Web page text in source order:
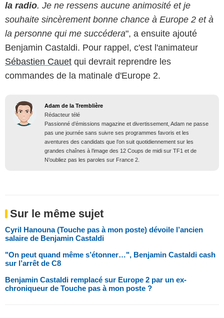
la radio. Je ne ressens aucune animosité et je
souhaite sincèrement bonne chance à Europe 2 et à
la personne qui me succédera", a ensuite ajouté
Benjamin Castaldi. Pour rappel, c'est l'animateur
Sébastien Cauet qui devrait reprendre les
commandes de la matinale d'Europe 2.
Adam de la Tremblière
Rédacteur télé
Passionné d’émissions magazine et divertissement, Adam ne passe
pas une journée sans suivre ses programmes favoris et les
aventures des candidats que l’on suit quotidiennement sur les
grandes chaînes à l’image des 12 Coups de midi sur TF1 et de
N’oubliez pas les paroles sur France 2.
Sur le même sujet
Cyril Hanouna (Touche pas à mon poste) dévoile l’ancien
salaire de Benjamin Castaldi
"On peut quand même s’étonner…", Benjamin Castaldi cash
sur l’arrêt de C8
Benjamin Castaldi remplacé sur Europe 2 par un ex-
chroniqueur de Touche pas à mon poste ?